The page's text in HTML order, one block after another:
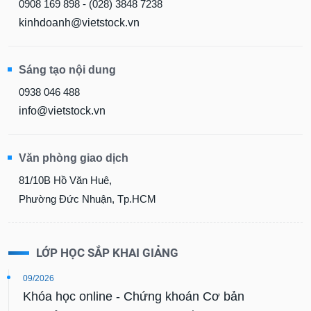
0908 169 898 - (028) 3848 7238
kinhdoanh@vietstock.vn
Sáng tạo nội dung
0938 046 488
info@vietstock.vn
Văn phòng giao dịch
81/10B Hồ Văn Huê,
Phường Đức Nhuận, Tp.HCM
LỚP HỌC SẮP KHAI GIẢNG
09/2026
Khóa học online - Chứng khoán Cơ bản